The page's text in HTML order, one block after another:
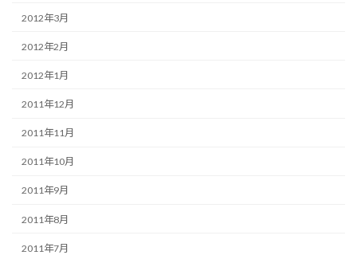
2012年3月
2012年2月
2012年1月
2011年12月
2011年11月
2011年10月
2011年9月
2011年8月
2011年7月